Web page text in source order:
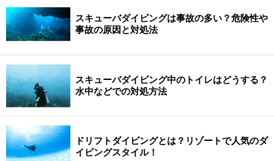
スキューバダイビングは事故の多い？危険性や
事故の原因と対処法
スキューバダイビング中のトイレはどうする？
水中などでの対処方法
ドリフトダイビングとは？リゾートで人気のダ
イビングスタイル！